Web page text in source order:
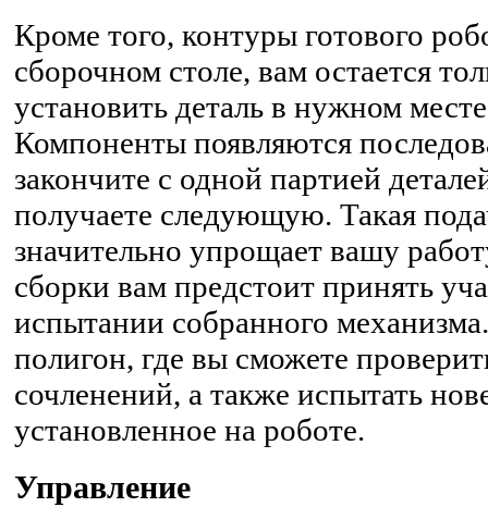
Кроме того, контуры готового
сборочном столе, вам остается
установить деталь в нужном
Компоненты появляются
закончите с одной партией
получаете следующую. Такая
значительно упрощает вашу
сборки вам предстоит принять
испытании собранного
полигон, где вы сможете
сочленений, а также испытать
установленное на роботе.
Управление